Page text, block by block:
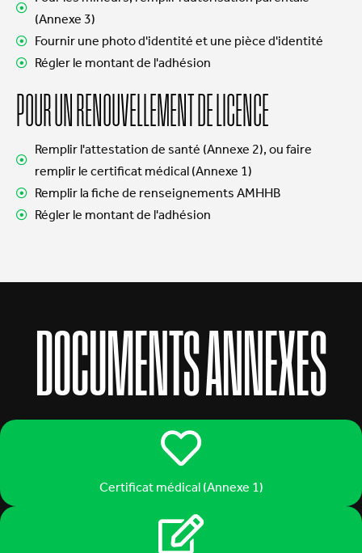
(Annexe 3)
Fournir une photo d'identité et une pièce d'identité
Régler le montant de l'adhésion
POUR UN RENOUVELLEMENT DE LICENCE
Remplir l'attestation de santé (Annexe 2), ou faire
remplir le certificat médical (Annexe 1)
Remplir la fiche de renseignements AMHHB
Régler le montant de l'adhésion
DOCUMENTS ANNEXES
Certificat médical (Annexe 1)